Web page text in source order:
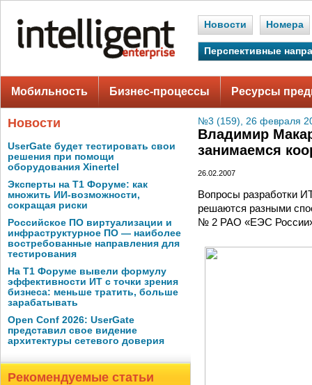
Новости Номера
Перспективные
Мобильность Бизнес-процессы Ресурсы
Новости
UserGate будет тестировать свои
решения при помощи
оборудования Xinertel
Эксперты на Т1 Форуме: как
множить ИИ-возможности,
сокращая риски
Российское ПО виртуализации и
инфраструктурное ПО — наиболее
востребованные направления для
тестирования
На Т1 Форуме вывели формулу
эффективности ИТ с точки зрения
бизнеса: меньше тратить, больше
зарабатывать
Open Conf 2026: UserGate
представил свое видение
архитектуры сетевого доверия
Рекомендуемые статьи
№3 (159), 26 февраля
Владимир
занимаемся
26.02.2007
Вопросы разработки
решаются разными
№ 2 РАО «ЕЭС